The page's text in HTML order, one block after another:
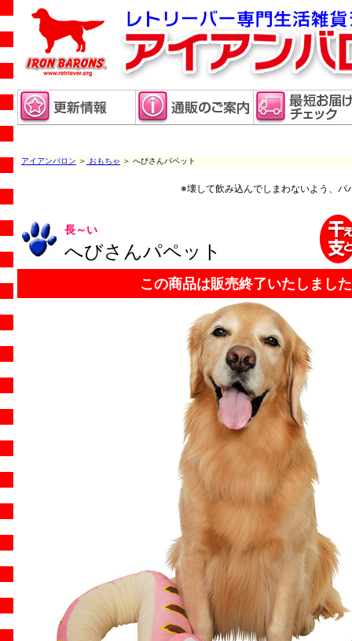
アイアンバロン ＞ おもちゃ ＞ へびさんパペット
※壊して飲み込んでしまわないよう、パ
長～い
へびさんパペット
この商品は販売終了いたしまし